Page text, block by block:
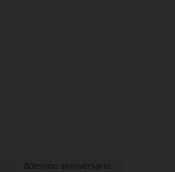
80esimo anniversario